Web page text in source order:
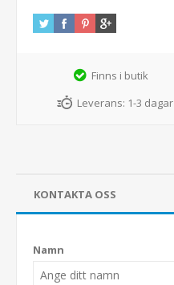
Finns i butik
Leverans: 1-3 dagar
KONTAKTA OSS
Namn